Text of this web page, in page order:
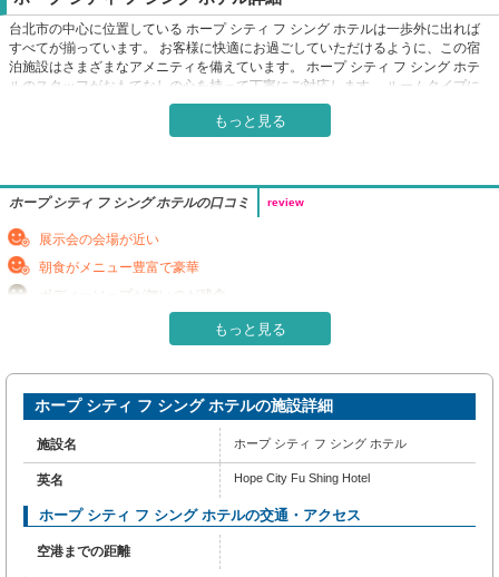
台北市の中心に位置している ホープ シティ フ シング ホテルは一歩外に出れば
すべてが揃っています。 お客様に快適にお過ごしていただけるように、この宿
泊施設はさまざまなアメニティを備えています。 ホープ シティ フ シング ホテ
ルのスタッフがおもてなしの心を持って丁寧にご対応します。 ルームタイプに
より薄型TV, ワイヤレス インターネット, 無料ワイヤレス インターネット, 禁煙
ルーム, エアコンなどがご用意されています。 この宿泊施設ではさまざまなレク
もっと見る
ホープ シティ フ シング ホテルの口コミ review
展示会の会場が近い
朝食がメニュー豊富で豪華
ボディーソープが無いのが残念
清掃が行き届いていない部分がある
客室内は静かで寛げる
周辺にコンビニ・レストランが多く便利
暖房が弱く、冬は少し寒いことがある
もっと見る
ホープ シティ フ シング ホテルの施設詳細
施設名 ホープ シティ フ シング ホテル
英名 Hope City Fu Shing Hotel
ホープ シティ フ シング ホテルの交通・アクセス
空港までの距離